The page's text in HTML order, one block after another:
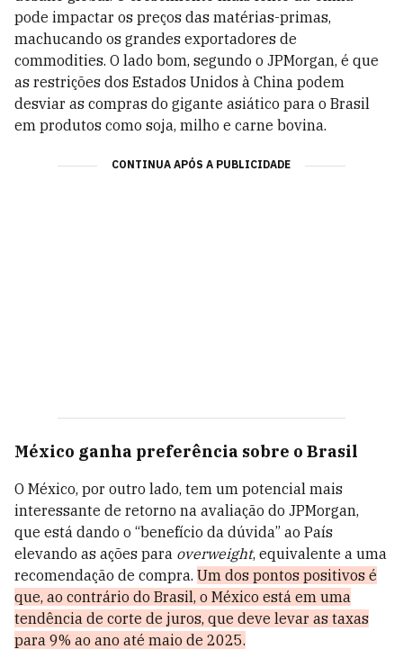
pode impactar os preços das matérias-primas,
machucando os grandes exportadores de
commodities. O lado bom, segundo o JPMorgan, é que
as restrições dos Estados Unidos à China podem
desviar as compras do gigante asiático para o Brasil
em produtos como soja, milho e carne bovina.
CONTINUA APÓS A PUBLICIDADE
México ganha preferência sobre o Brasil
O México, por outro lado, tem um potencial mais
interessante de retorno na avaliação do JPMorgan,
que está dando o “benefício da dúvida” ao País
elevando as ações para overweight, equivalente a uma
recomendação de compra. Um dos pontos positivos é
que, ao contrário do Brasil, o México está em uma
tendência de corte de juros, que deve levar as taxas
para 9% ao ano até maio de 2025.